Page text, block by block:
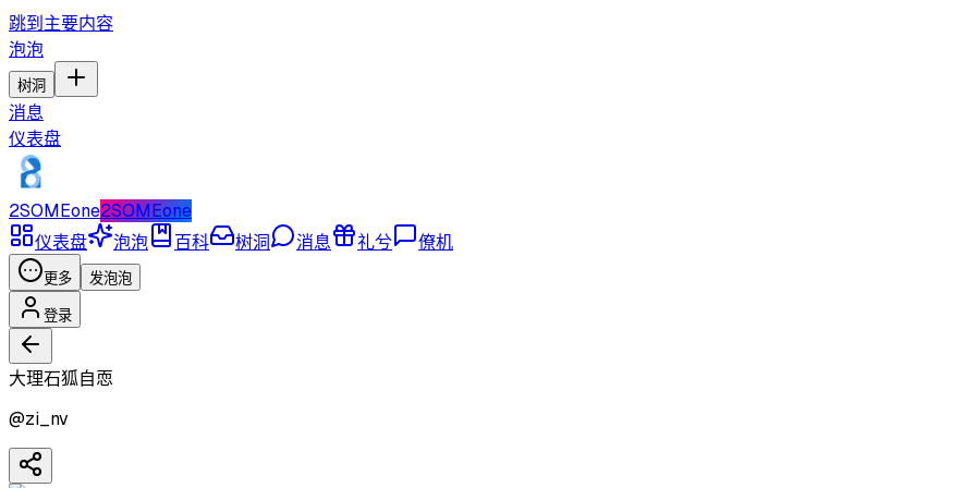
跳到主要内容
泡泡
树洞
消息
仪表盘
2SOMEone2SOMEone
仪表盘
泡泡 百科 树洞 消息 礼兮 僚机
更多 发泡泡
登录
大理石狐自恧
@zi_nv